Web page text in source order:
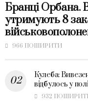
Бранці Орбана.
утримують 8
966 ПОШИРИТИ
Кулеба:
відбулось у
932